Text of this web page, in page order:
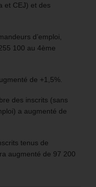
et CEJ) et des
d’emploi,
100 au 4ème
de +1,5%.
des inscrits (sans
a augmenté de
tenus de
augmenté de 97 200